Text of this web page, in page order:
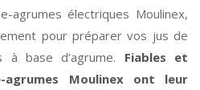
agrumes électriques Moulinex,
pour préparer vos jus de
base d’agrume. Fiables et
agrumes Moulinex ont leur